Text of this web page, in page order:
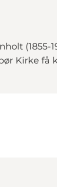
(1855-
Kirke få